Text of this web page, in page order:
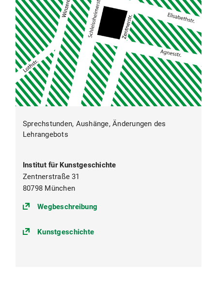
Sprechstunden, Aushänge, Änderungen des
Lehrangebots
Institut für Kunstgeschichte
Zentnerstraße 31
80798 München
Wegbeschreibung
Kunstgeschichte